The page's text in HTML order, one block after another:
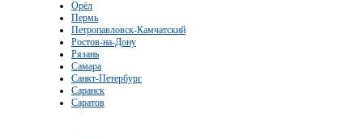
Орёл
Пермь
Петропавловск-Камчатский
Ростов-на-Дону
Рязань
Самара
Санкт-Петербург
Саранск
Саратов